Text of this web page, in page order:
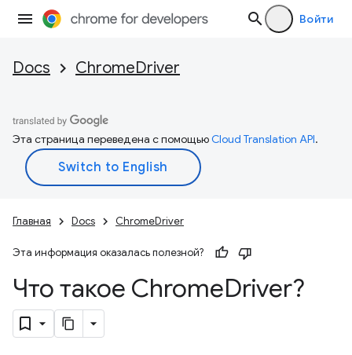
Войти
Docs ChromeDriver
Эта страница переведена с помощьюCloud Translation API.
Главная Docs ChromeDriver
Эта информация оказалась полезной?
Что такое ChromeDriver?